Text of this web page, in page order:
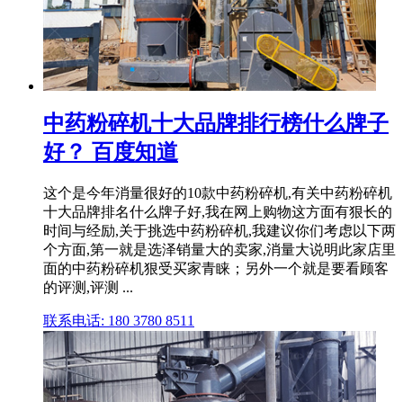
中药粉碎机十大品牌排行榜什么牌子
好？ 百度知道
这个是今年消量很好的10款中药粉碎机,有关中药粉碎机
十大品牌排名什么牌子好,我在网上购物这方面有狠长的
时间与经励,关于挑选中药粉碎机,我建议你们考虑以下两
个方面,第一就是选泽销量大的卖家,消量大说明此家店里
面的中药粉碎机狠受买家青睐；另外一个就是要看顾客
的评测,评测 ...
联系电话: 180 3780 8511